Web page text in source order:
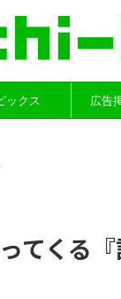
ックス 広告
てくる